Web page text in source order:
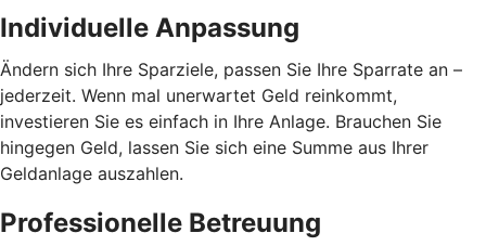
Individuelle Anpassung
Ändern sich Ihre Sparziele, passen Sie Ihre Sparrate an –
jederzeit. Wenn mal unerwartet Geld reinkommt,
investieren Sie es einfach in Ihre Anlage. Brauchen Sie
hingegen Geld, lassen Sie sich eine Summe aus Ihrer
Geldanlage auszahlen.
Professionelle Betreuung